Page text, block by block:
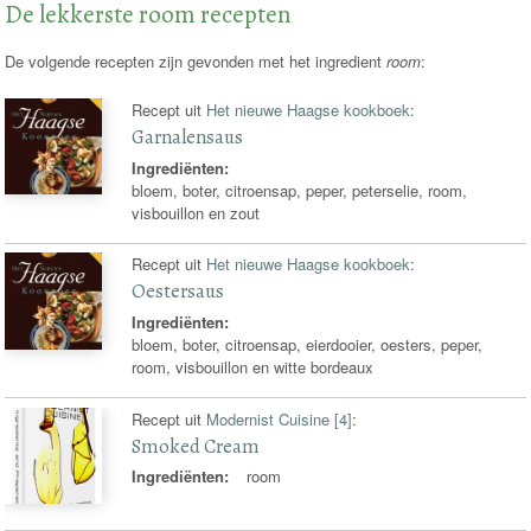
De lekkerste room recepten
De volgende recepten zijn gevonden met het ingredientroom:
Recept uit Het nieuwe Haagse kookboek:
Garnalensaus
Ingrediënten:
bloem, boter, citroensap, peper, peterselie, room,
visbouillon en zout
Recept uit Het nieuwe Haagse kookboek:
Oestersaus
Ingrediënten:
bloem, boter, citroensap, eierdooier, oesters, peper,
room, visbouillon en witte bordeaux
Recept uit Modernist Cuisine [4]:
Smoked Cream
Ingrediënten: room